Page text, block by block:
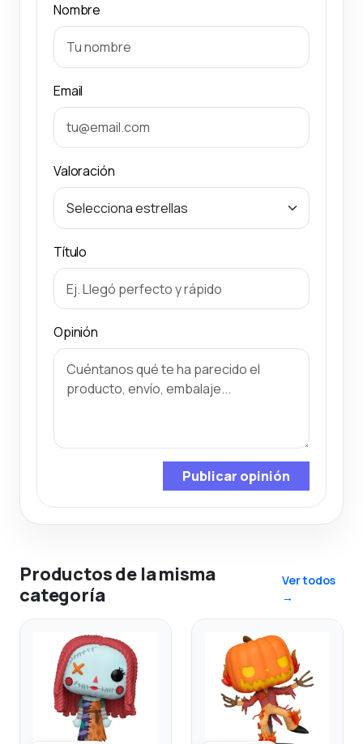
Nombre
Email
Valoración
Título
Opinión
Publicar opinión
Productos de la misma
categoría
Ver todos
→